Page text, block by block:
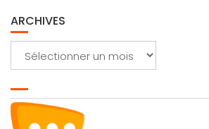
ARCHIVES